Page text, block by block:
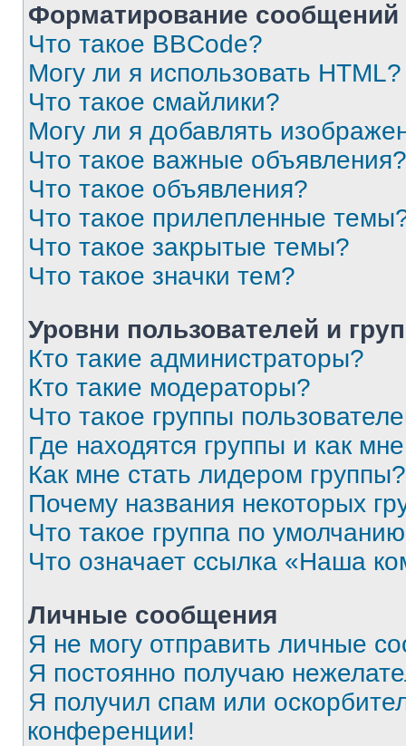
Форматирование
Что такое BBCode?
Могу ли я использовать HTML?
Что такое смайлики?
Могу ли я добавлять
Что такое важные объявления?
Что такое объявления?
Что такое прилепленные
Что такое закрытые темы?
Что такое значки тем?
Уровни пользователей и
Кто такие администраторы?
Кто такие модераторы?
Что такое группы
Где находятся группы и как
Как мне стать лидером группы?
Почему названия некоторых
Что такое группа по
Что означает ссылка «Наша
Личные сообщения
Я не могу отправить личные
Я постоянно получаю
Я получил спам или
конференции!